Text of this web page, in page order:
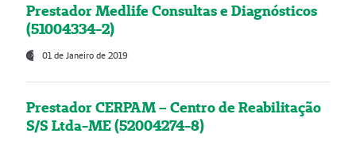
Prestador Medlife Consultas e Diagnósticos
(51004334-2)
01 de Janeiro de 2019
Prestador CERPAM – Centro de Reabilitação
S/S Ltda-ME (52004274-8)